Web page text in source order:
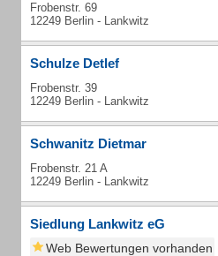
Frobenstr. 69
12249 Berlin - Lankwitz
Schulze Detlef
Frobenstr. 39
12249 Berlin - Lankwitz
Schwanitz Dietmar
Frobenstr. 21 A
12249 Berlin - Lankwitz
Siedlung Lankwitz eG
Web Bewertungen vorhanden